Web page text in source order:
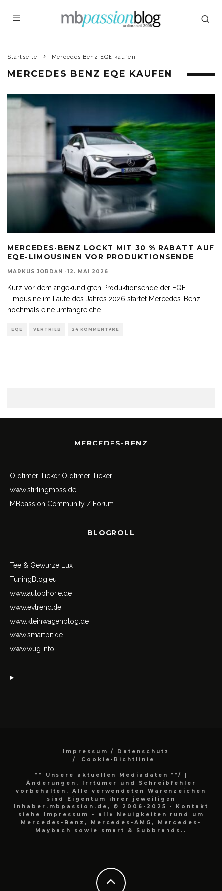
Startseite Mercedes Benz EQE kaufen
MERCEDES BENZ EQE KAUFEN
MERCEDES-BENZ LOCKT MIT 30 % RABATT AUF
EQE-LIMOUSINEN VOR PRODUKTIONSENDE
MARKUS JORDAN · 12. MAI 2026
Kurz vor dem angekündigten Produktionsende der EQE
Limousine im Laufe des Jahres 2026 startet Mercedes-Benz
nochmals eine umfangreiche
EQE VERTRIEB 24 KOMMENTARE
MERCEDES-BENZ
Oldtimer Ticker Oldtimer Ticker
www.stirlingmoss.de
MBpassion Community / Forum
BLOGROLL
Tee & Gewürze Lux
TuningBlog.eu
www.autophorie.de
www.evtrend.de
www.kleinwagenblog.de
www.smartpit.de
www.wug.info
Impressum / Datenschutz
Cookie-Richtlinie
** Unsere aktuellen Mediadaten **/
|
Änderungen, Irrtümer und Schreibfehler
vorbehalten. Alle verwendeten Warenzeichen
sind Eigentum ihrer jeweiligen
Inhaber.mbpassion.de, © 2006-2025 - Kontakt
siehe Impressum - alle Neuigkeiten rund um
Mercedes-Benz, Mercedes-AMG, Mercedes-
Maybach sowie smart & Subbrands..